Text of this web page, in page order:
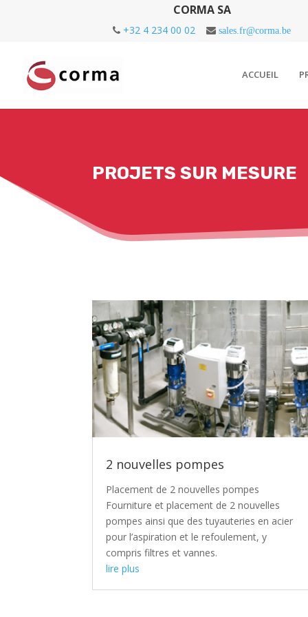
CORMA SA
+32 4 234 00 02 sales.fr@corma.be
ACCUEIL
PROJETS SUR MESURE
2 nouvelles pompes
Placement de 2 nouvelles pompes
Fourniture et placement de 2 nouvelles
pompes ainsi que des tuyauteries en acier
pour l’aspiration et le refoulement, y
compris filtres et vannes.
lire plus